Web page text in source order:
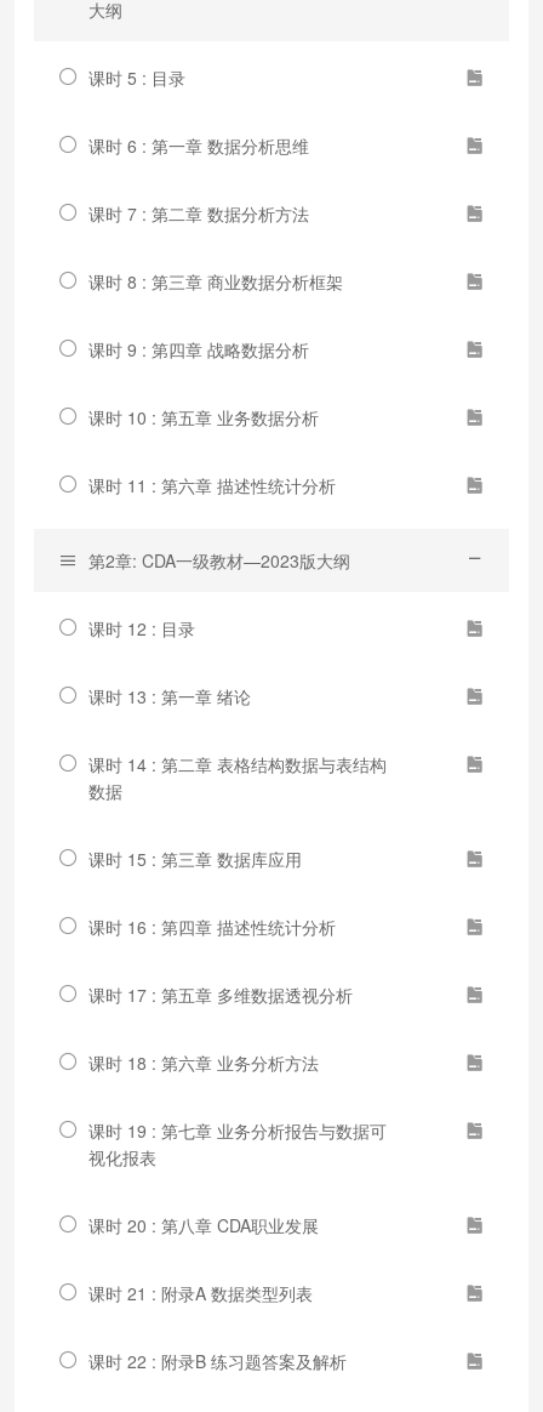
大纲
课时 5 : 目录
课时 6 : 第一章 数据分析思维
课时 7 : 第二章 数据分析方法
课时 8 : 第三章 商业数据分析框架
课时 9 : 第四章 战略数据分析
课时 10 : 第五章 业务数据分析
课时 11 : 第六章 描述性统计分析
第2章: CDA一级教材—2023版大纲
课时 12 : 目录
课时 13 : 第一章 绪论
课时 14 : 第二章 表格结构数据与表结构
数据
课时 15 : 第三章 数据库应用
课时 16 : 第四章 描述性统计分析
课时 17 : 第五章 多维数据透视分析
课时 18 : 第六章 业务分析方法
课时 19 : 第七章 业务分析报告与数据可
视化报表
课时 20 : 第八章 CDA职业发展
课时 21 : 附录A 数据类型列表
课时 22 : 附录B 练习题答案及解析